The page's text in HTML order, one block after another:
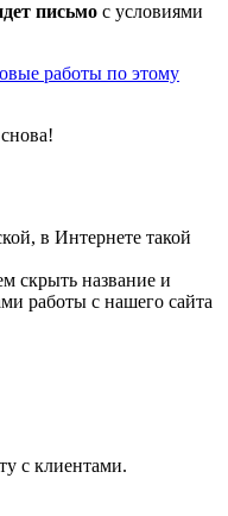
письмо с условиями
работы по этому
в Интернете такой
название и
работы с нашего сайта
с клиентами.